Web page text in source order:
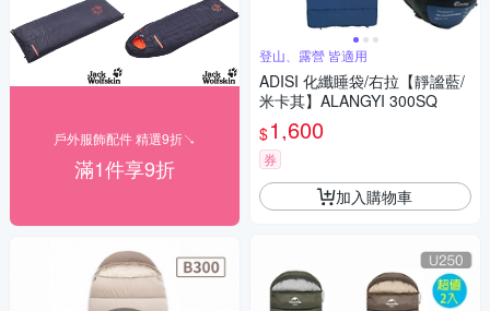
戶外服飾配件 精選9折↘
滿1件享9折
登山、露營 皆適用
ADISI 化纖睡袋/右拉【靜謐藍/
米卡其】ALANGYI 300SQ
$1,600
券
加入購物車